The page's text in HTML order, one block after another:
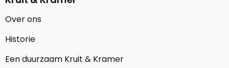
Over ons
Historie
Een duurzaam Kruit & Kramer